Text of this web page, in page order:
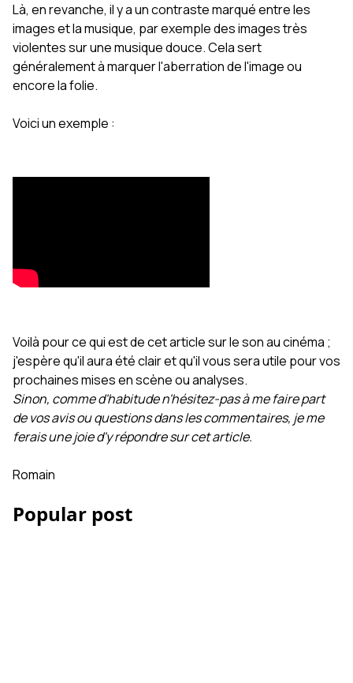
Là, en revanche, il y a un contraste marqué entre les
images et la musique, par exemple des images très
violentes sur une musique douce. Cela sert
généralement à marquer l'aberration de l'image ou
encore la folie.
Voici un exemple :
Voilà pour ce qui est de cet article sur le son au cinéma ;
j'espère qu'il aura été clair et qu'il vous sera utile pour vos
prochaines mises en scène ou analyses.
Sinon, comme d'habitude n'hésitez-pas à me faire part
de vos avis ou questions dans les commentaires, je me
ferais une joie d'y répondre sur cet article.
Romain
Popular post